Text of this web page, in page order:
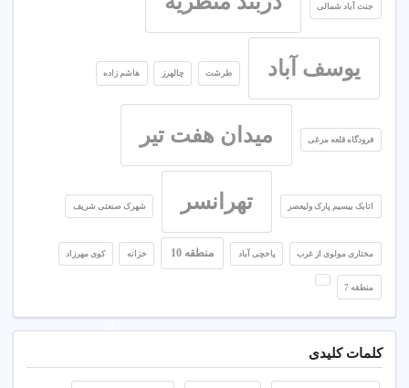
جنت آباد شمالی
یوسف آباد طرشت چالهرز هاشم زاده
فرودگاه قلعه مرغی میدان هفت تیر
اتابک بیسیم پارک ولیعصر تهرانسر شهرک صنعتی شریف
مختاری مولوی از غرب یاخچی آباد منطقه 10 خزانه کوی مهرزاد
منطقه 7
کلمات کلیدی